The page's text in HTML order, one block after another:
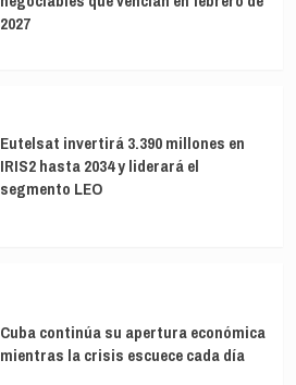
2027
Eutelsat invertirá 3.390 millones en
IRIS2 hasta 2034 y liderará el
segmento LEO
Cuba continúa su apertura económica
mientras la crisis escuece cada día